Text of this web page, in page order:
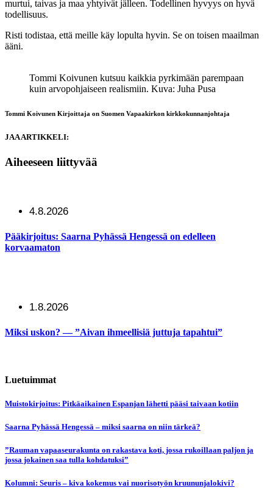
murtui, taivas ja maa yhtyivät jälleen. Todellinen hyvyys on hyvä
todellisuus.
Risti todistaa, että meille käy lopulta hyvin. Se on toisen maailman
ääni.
Tommi Koivunen kutsuu kaikkia pyrkimään parempaan
kuin arvopohjaiseen realismiin. Kuva: Juha Pusa
Tommi Koivunen Kirjoittaja on Suomen Vapaakirkon kirkkokunnanjohtaja
JAA ARTIKKELI:
Aiheeseen liittyvää
4.8.2026
Pääkirjoitus: Saarna Pyhässä Hengessä on edelleen
korvaamaton
1.8.2026
Miksi uskon? — ”Aivan ihmeellisiä juttuja tapahtui”
Luetuimmat
Muistokirjoitus: Pitkäaikainen Espanjan lähetti pääsi taivaan kotiin
Saarna Pyhässä Hengessä – miksi saarna on niin tärkeä?
”Rauman vapaaseurakunta on rakastava koti, jossa rukoillaan paljon ja
jossa jokainen saa tulla kohdatuksi”
Kolumni: Seuris – kiva kokemus vai nuorisotyön kruununjalokivi?